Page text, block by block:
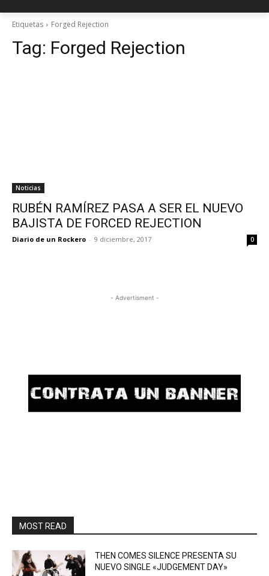
Etiquetas Forged Rejection
Tag: Forged Rejection
Noticias
RUBÉN RAMÍREZ PASA A SER EL NUEVO
BAJISTA DE FORCED REJECTION
Diario de un Rockero - 9 diciembre, 2017 0
- Advertisment -
MOST READ
THEN COMES SILENCE PRESENTA SU
NUEVO SINGLE «JUDGEMENT DAY»